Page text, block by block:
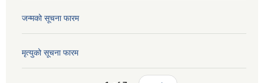
जन्मको सूचना फारम
मृत्युको सूचना फारम